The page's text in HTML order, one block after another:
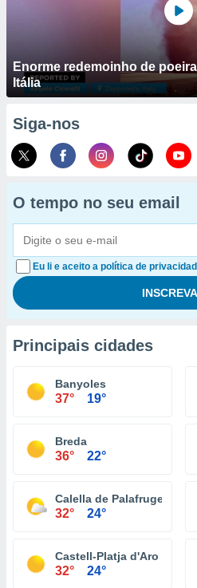
Enorme redemoinho de
Itália
Siga-nos
O tempo no seu email
Eu li e aceito a política de
Principais cidades
Banyoles
37° 19°
Breda
36° 22°
Calella de Palafrugell
32° 24°
Castell-Platja d'Aro
32° 24°